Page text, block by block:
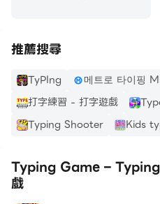
推薦搜尋
TyPIng
메트로 타이핑
打字練習 - 打字遊戲
Typing Shooter
Kids
Typing Game –
戲